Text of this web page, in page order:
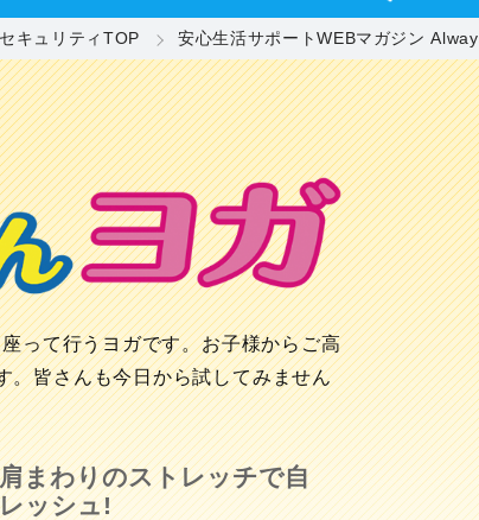
キュリティTOP 安心生活サポートWEBマガジン
って行うヨガです。お子様からご高
。皆さんも今日から試してみません
まわりのストレッチで自
ッシュ!